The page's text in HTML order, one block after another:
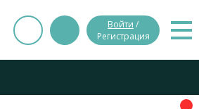
Войти /
Регистрация